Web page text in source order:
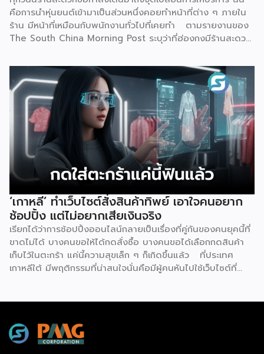
จาก Mobile Banking ของธนาคารทั่วไปที่เราคุ้นเคย เพราะ
Mobile […]
ทุกวันนี้ร้านสะดวกซื้อกำลังเดินมาถึงจุดเปลี่ยนการให้บริการ นั่น
คือการนำหุ่นยนต์เข้ามาเป็นส่วนหนึ่งคอยทำหน้าที่ต่าง ๆ ภายใน
ร้าน มีหน้าที่เหมือนกับพนักงานทั่วไปที่เคยทำ ตามรายงานของ
The South China Morning Post ระบุว่าที่ฮ่องกงมีร้านสะดวก
แปลกใหม่ด้วยการใช้หุ่นยนต์ฮิวมานอยด์เพียงตัวเดียวเป็นผู้
ควบคุมทุกอย่าง ซึ่งร้านแห่งนี้ตั้งอยู่ริมน้ำหงฮอม เปิดให้บริการ
ตลอด 24 ชั่วโมง แน่นอนว่าความพิเศษอยู่ที่การบริหารจัดการ
โดย “Xiao Gai” หุ่นยนต์ที่ถูกสร้างจากบริษัท Galbot ซึ่งเป็น
บริษัทด้านปัญญาประดิษฐ์ (AI) และหุ่นยนต์ในปักกิ่ง ด้วยความ
สูง 5 ฟุต 6 นิ้ว จึงทำหน้าที่ได้อย่างหลากหลาย ไม่ว่าจะเป็น การ
จัดเรียงสินค้าบนชั้นวาง, หยิบสินค้า และให้บริการลูกค้าเรื่องของ
การชำระเงิน ตามรายงานของ Galbot ระบุว่า “Xiao Gai”
สามารถสนทนากับลูกค้า, พูดคุยได้หลายภาษา, จำหน่ายสินค้าทุก
อย่าง ตั้งแต่ขนมขบเคี้ยวไปจนถึงยาที่หาซื้อได้ทั่วไป โดยความ
แปลกใหม่ของร้านค้าแห่งนี้คาดการณ์ว่าจะช่วยเพิ่มจำนวนผู้คน
สัญจรไป-มาในพื้นที่มากถึง 40% พร้อมกับตั้งเป้าวางแผนที่จะ
เปิดร้านค้าขนาดเล็กที่บริหารจัดการด้วยหุ่นยนต์อีก 100 แห่ง ใน
[…]
‘เกาหลี’ ทำเว็บไซต์สั่งสินค้าทิพย์ เอาใจคนอยาก
ช้อปปิ้ง แต่ไม่อยากเสียเงินจริง
เรียกได้ว่าการช้อปปิ้งออนไลน์กลายเป็นเรื่องที่คู่กันของคนยุคนี้ที่
ขาดไม่ได้ บางคนขอให้ได้กดสั่งซื้อ บางคนขอได้เลือกกดสินค้า
เก็บไว้ในตะกร้า แค่นี้ความสุขเล็ก ๆ ก็เกิดขึ้นแล้ว ที่ประเทศ
เกาหลีใต้ มีพฤติกรรมที่น่าสนใจนั่นคือมีผู้คนหันไปใช้เว็บไซต์ที่
เทคโนโลยีดิจิทัลมากที่สุดในโลก เช่นเดียวกับการช้อปปิ้งออนไลน์
ที่พัฒนามากที่สุดเช่นกัน แม้ว่าตัวเลขการค้าออนไลน์ยังคง